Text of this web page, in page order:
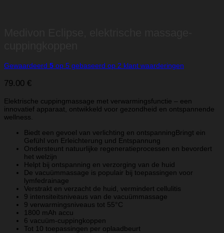
Gewaardeerd 5 op 5 gebaseerd op 2 klant waarderingen
79.00 €
Elektrische cuppingmassage met verwarmingsfunctie – een
innovatief apparaat, ontwikkeld voor gezondheid en ontspannende
wellness.
Biedt een gevoel van verlichting en ontspanningBringt ein
Gefühl von Erleichterung und Entspannung
Ondersteunt natuurlijke regeneratieprocessen en bevordert
het welzijn
Helpt bij ontspanning en verzorging van de huid
De vacuümmassage is populair bij toepassingen voor
lymfedrainage
Verstrakt en verzacht de huid, vermindert cellulitis
9 intensiteitsniveaus van de vacuümmassage
9 verwarmingsniveaus tot 55°C
1800 mAh accu
6 vacuüm-cuppingkoppen
Tot 10 toepassingen per oplaadbeurt